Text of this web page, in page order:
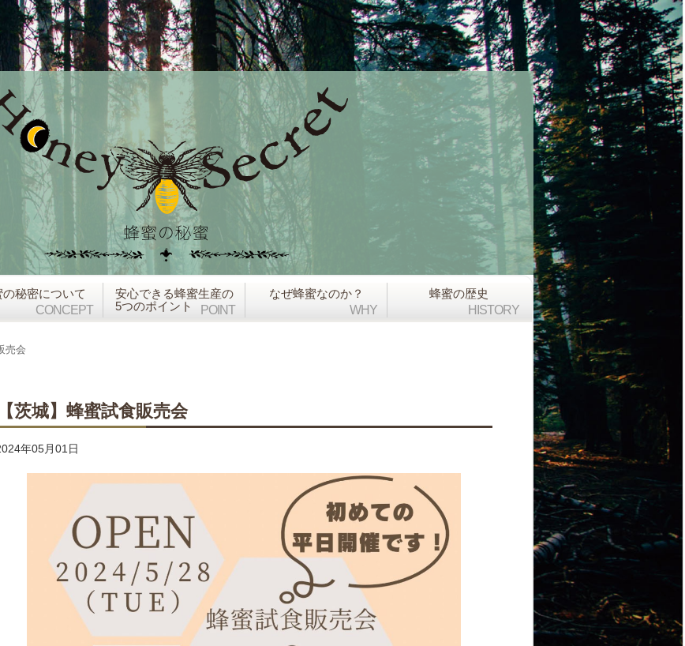
の秘密について
CONCEPT
安心できる蜂蜜生産の
5つのポイント
POINT
なぜ蜂蜜なのか？
WHY
蜂蜜の歴史
HISTORY
売会
【茨城】蜂蜜試食販売会
年05月01日